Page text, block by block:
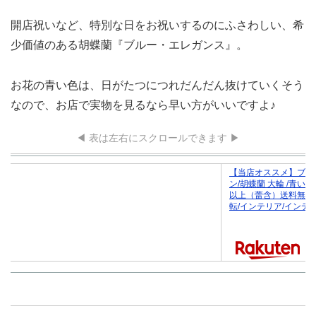
開店祝いなど、特別な日をお祝いするのにふさわしい、希
少価値のある胡蝶蘭『ブルー・エレガンス』。
お花の青い色は、日がたつにつれだんだん抜けていくそう
なので、お店で実物を見るなら早い方がいいですよ♪
◀ 表は左右にスクロールできます ▶
【当店オススメ】ブ
ン/胡蝶蘭 大輪 /青い
以上（蕾含）送料無
転/インテリア/インテ